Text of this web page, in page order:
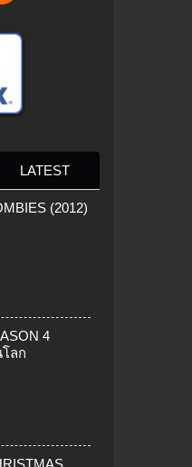
LATEST
(2012)
4
ลก